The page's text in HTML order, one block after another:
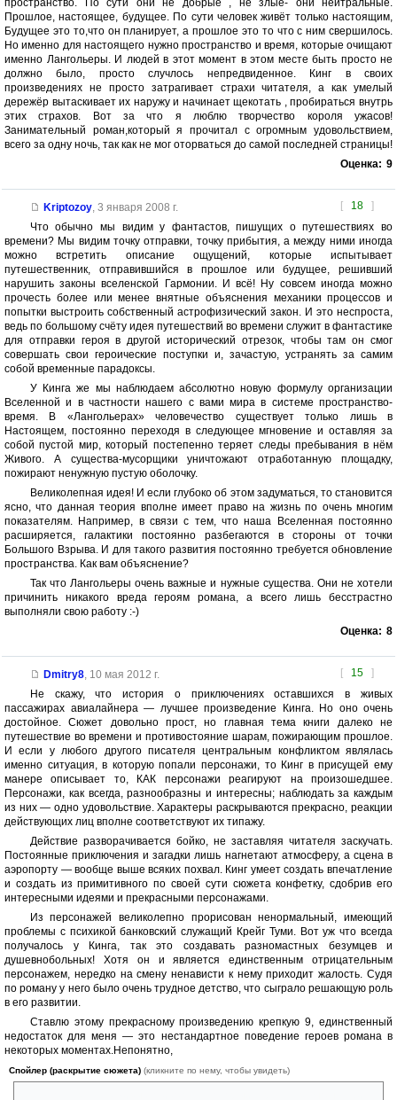
пространство. По сути они не добрые , не злые- они нейтральные.
Прошлое, настоящее, будущее. По сути человек живёт только настоящим,
Будущее это то,что он планирует, а прошлое это то что с ним свершилось.
Но именно для настоящего нужно пространство и время, которые очищают
именно Лангольеры. И людей в этот момент в этом месте быть просто не
должно было, просто случлось непредвиденное. Кинг в своих
произведениях не просто затрагивает страхи читателя, а как умелый
дережёр вытаскивает их наружу и начинает щекотать , пробираться внутрь
этих страхов. Вот за что я люблю творчество короля ужасов!
Занимательный роман,который я прочитал с огромным удовольствием,
всего за одну ночь, так как не мог оторваться до самой последней страницы!
Оценка: 9
[ 18 ]
Kriptozoy, 3 января 2008 г.
Что обычно мы видим у фантастов, пишущих о путешествиях во
времени? Мы видим точку отправки, точку прибытия, а между ними иногда
можно встретить описание ощущений, которые испытывает
путешественник, отправившийся в прошлое или будущее, решивший
нарушить законы вселенской Гармонии. И всё! Ну совсем иногда можно
прочесть более или менее внятные объяснения механики процессов и
попытки выстроить собственный астрофизический закон. И это неспроста,
ведь по большому счёту идея путешествий во времени служит в фантастике
для отправки героя в другой исторический отрезок, чтобы там он смог
совершать свои героические поступки и, зачастую, устранять за самим
собой временные парадоксы.
У Кинга же мы наблюдаем абсолютно новую формулу организации
Вселенной и в частности нашего с вами мира в системе пространство-
время. В «Лангольерах» человечество существует только лишь в
Настоящем, постоянно переходя в следующее мгновение и оставляя за
собой пустой мир, который постепенно теряет следы пребывания в нём
Живого. А существа-мусорщики уничтожают отработанную площадку,
пожирают ненужную пустую оболочку.
Великолепная идея! И если глубоко об этом задуматься, то становится
ясно, что данная теория вполне имеет право на жизнь по очень многим
показателям. Например, в связи с тем, что наша Вселенная постоянно
расширяется, галактики постоянно разбегаются в стороны от точки
Большого Взрыва. И для такого развития постоянно требуется обновление
пространства. Как вам объяснение?
Так что Лангольеры очень важные и нужные существа. Они не хотели
причинить никакого вреда героям романа, а всего лишь бесстрастно
выполняли свою работу :-)
Оценка: 8
[ 15 ]
Dmitry8, 10 мая 2012 г.
Не скажу, что история о приключениях оставшихся в живых
пассажирах авиалайнера — лучшее произведение Кинга. Но оно очень
достойное. Сюжет довольно прост, но главная тема книги далеко не
путешествие во времени и противостояние шарам, пожирающим прошлое.
И если у любого другого писателя центральным конфликтом являлась
именно ситуация, в которую попали персонажи, то Кинг в присущей ему
манере описывает то, КАК персонажи реагируют на произошедшее.
Персонажи, как всегда, разнообразны и интересны; наблюдать за каждым
из них — одно удовольствие. Характеры раскрываются прекрасно, реакции
действующих лиц вполне соответствуют их типажу.
Действие разворачивается бойко, не заставляя читателя заскучать.
Постоянные приключения и загадки лишь нагнетают атмосферу, а сцена в
аэропорту — вообще выше всяких похвал. Кинг умеет создать впечатление
и создать из примитивного по своей сути сюжета конфетку, сдобрив его
интересными идеями и прекрасными персонажами.
Из персонажей великолепно прорисован ненормальный, имеющий
проблемы с психикой банковский служащий Крейг Туми. Вот уж что всегда
получалось у Кинга, так это создавать разномастных безумцев и
душевнобольных! Хотя он и является единственным отрицательным
персонажем, нередко на смену ненависти к нему приходит жалость. Судя
по роману у него было очень трудное детство, что сыграло решающую роль
в его развитии.
Ставлю этому прекрасному произведению крепкую 9, единственный
недостаток для меня — это нестандартное поведение героев романа в
некоторых моментах.Непонятно,
Спойлер (раскрытие сюжета) (кликните по нему, чтобы увидеть)